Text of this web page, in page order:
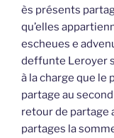
ès présents
qu’elles
escheues e
deffunte Leroyer
à la charge que
partage au
retour de partage
partages la